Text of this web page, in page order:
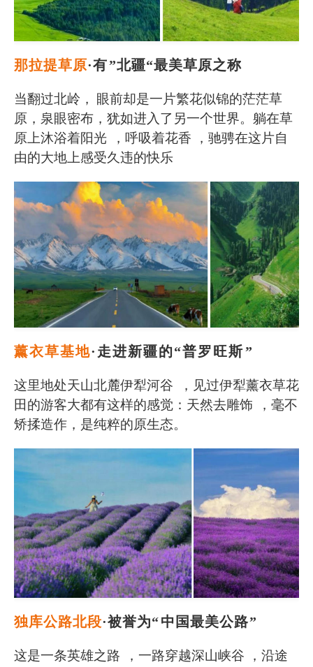
那拉提草原·有”北疆“最美草原之称
当翻过北岭，
眼前却是一片繁花似锦的茫茫草
原，泉眼密布，犹如进入了另一个世界。躺在草
原上沐浴着阳光
，呼吸着花香 ，驰骋在这片自
由的大地上感受久违的快乐
薰衣草基地·走进新疆的“普罗旺斯”
这里地处天山北麓伊犁河谷
，见过伊犁薰衣草花
田的游客大都有这样的感觉：天然去雕饰
，毫不
矫揉造作，是纯粹的原生态。
独库公路北段·被誉为“中国最美公路”
这是一条英雄之路
，一路穿越深山峡谷 ，沿途